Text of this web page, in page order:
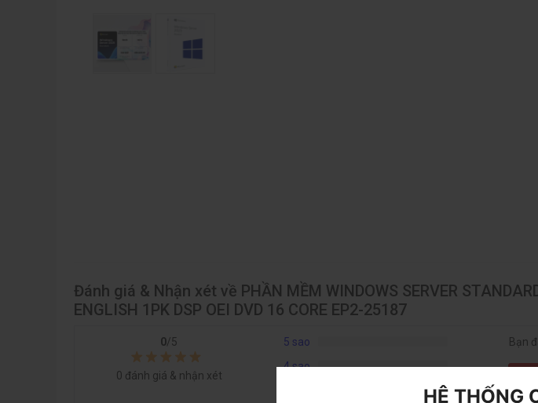
Đánh giá & Nhận xét về PHẦN MỀM WINDOWS SERVER
ENGLISH 1PK DSP OEI DVD 16 CORE EP2-25187
0/5
0 đánh giá & nhận xét
5 sao
4 sao
Bạn
HỆ THỐNG